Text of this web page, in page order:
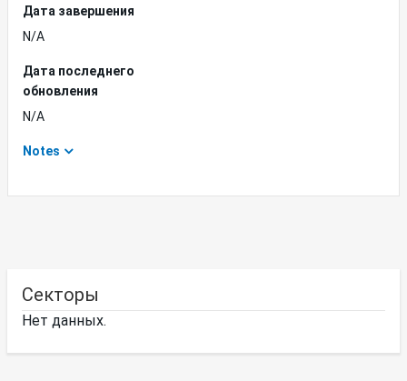
Дата завершения
N/A
Дата последнего
обновления
N/A
Notes
Секторы
Нет данных.